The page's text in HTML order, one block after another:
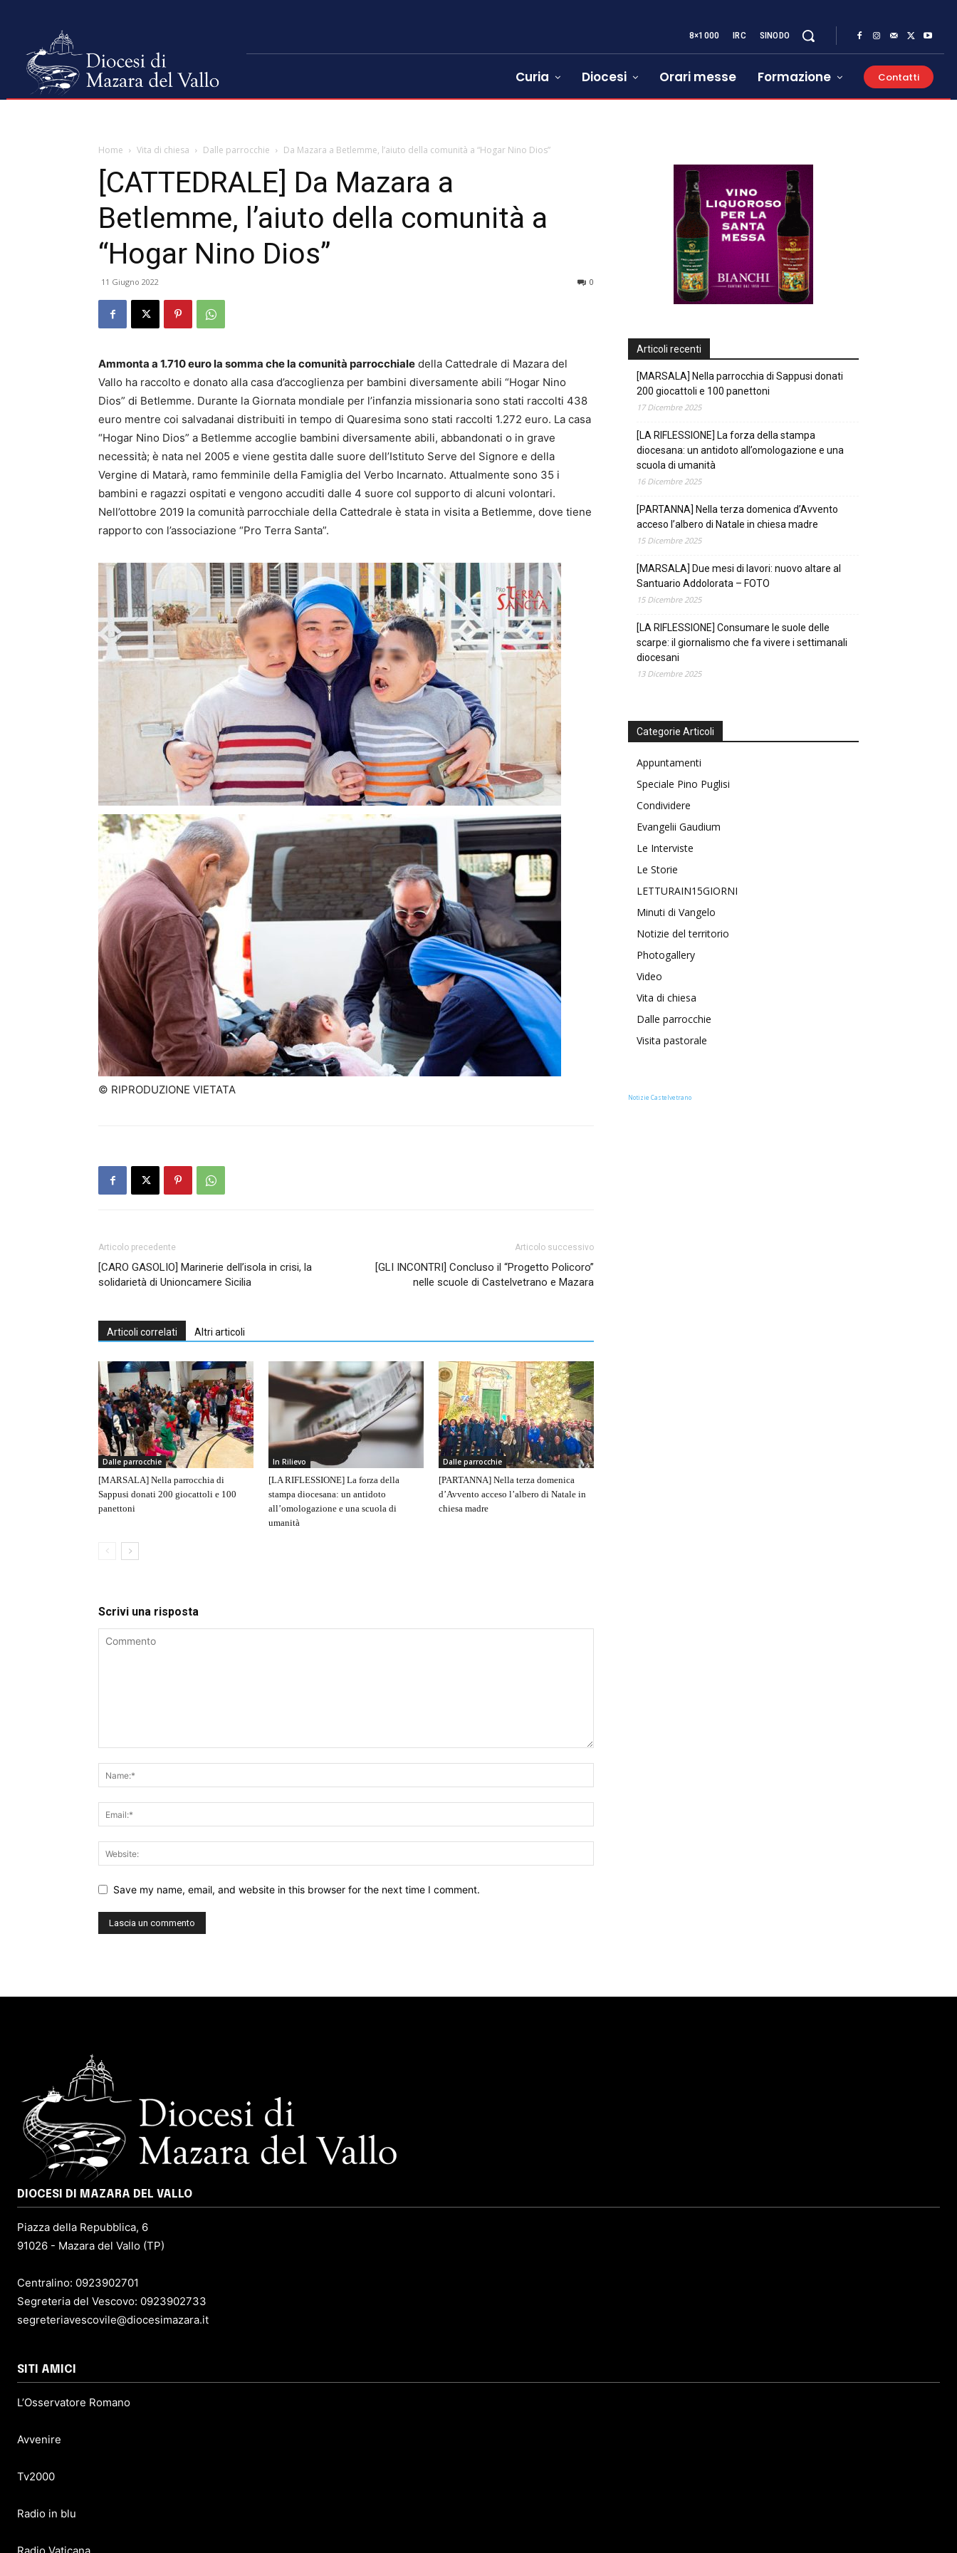
8×1000 IRC SINODO
Curia Diocesi Orari messe Formazione Contatti
Home Vita di chiesa Dalle parrocchie Da Mazara a Betlemme, l’aiuto della comunità a “Hogar Nino Dios”
[CATTEDRALE] Da Mazara a
Betlemme, l’aiuto della comunità a
“Hogar Nino Dios”
11 Giugno 2022 0
Ammonta a 1.710 euro la somma che la comunità parrocchiale della Cattedrale di Mazara del
Vallo ha raccolto e donato alla casa d’accoglienza per bambini diversamente abili “Hogar Nino
Dios” di Betlemme. Durante la Giornata mondiale per l’infanzia missionaria sono stati raccolti 438
euro mentre coi salvadanai distribuiti in tempo di Quaresima sono stati raccolti 1.272 euro. La casa
“Hogar Nino Dios” a Betlemme accoglie bambini diversamente abili, abbandonati o in grave
necessità; è nata nel 2005 e viene gestita dalle suore dell’Istituto Serve del Signore e della
Vergine di Matarà, ramo femminile della Famiglia del Verbo Incarnato. Attualmente sono 35 i
bambini e ragazzi ospitati e vengono accuditi dalle 4 suore col supporto di alcuni volontari.
Nell’ottobre 2019 la comunità parrocchiale della Cattedrale è stata in visita a Betlemme, dove tiene
rapporto con l’associazione “Pro Terra Santa”.
© RIPRODUZIONE VIETATA
Articolo precedente
[CARO GASOLIO] Marinerie dell’isola in crisi, la
solidarietà di Unioncamere Sicilia
Articolo successivo
[GLI INCONTRI] Concluso il “Progetto Policoro”
nelle scuole di Castelvetrano e Mazara
Articoli correlati Altri articoli
Dalle parrocchie
[MARSALA] Nella parrocchia di
Sappusi donati 200 giocattoli e 100
panettoni
In Rilievo
[LA RIFLESSIONE] La forza della
stampa diocesana: un antidoto
all’omologazione e una scuola di
umanità
Dalle parrocchie
[PARTANNA] Nella terza domenica
d’Avvento acceso l’albero di Natale in
chiesa madre
Scrivi una risposta
Save my name, email, and website in this browser for the next time I comment.
Articoli recenti
[MARSALA] Nella parrocchia di Sappusi donati
200 giocattoli e 100 panettoni
17 Dicembre 2025
[LA RIFLESSIONE] La forza della stampa
diocesana: un antidoto all’omologazione e una
scuola di umanità
16 Dicembre 2025
[PARTANNA] Nella terza domenica d’Avvento
acceso l’albero di Natale in chiesa madre
15 Dicembre 2025
[MARSALA] Due mesi di lavori: nuovo altare al
Santuario Addolorata – FOTO
15 Dicembre 2025
[LA RIFLESSIONE] Consumare le suole delle
scarpe: il giornalismo che fa vivere i settimanali
diocesani
13 Dicembre 2025
Categorie Articoli
Appuntamenti
Speciale Pino Puglisi
Condividere
Evangelii Gaudium
Le Interviste
Le Storie
LETTURAIN15GIORNI
Minuti di Vangelo
Notizie del territorio
Photogallery
Video
Vita di chiesa
Dalle parrocchie
Visita pastorale
Notizie Castelvetrano
DIOCESI DI MAZARA DEL VALLO
Piazza della Repubblica, 6
91026 - Mazara del Vallo (TP)
Centralino: 0923902701
Segreteria del Vescovo: 0923902733
segreteriavescovile@diocesimazara.it
SITI AMICI
L’Osservatore Romano
Avvenire
Tv2000
Radio in blu
Radio Vaticana